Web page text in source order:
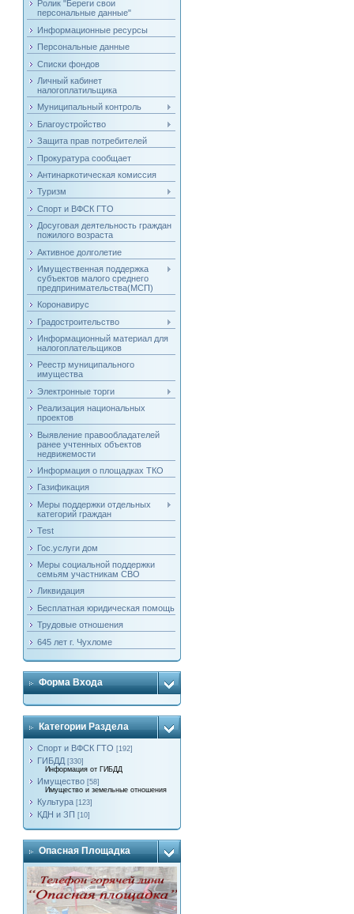
Ролик "Береги свои
персональные данные"
Информационные ресурсы
Персональные данные
Списки фондов
Личный кабинет
налогоплатильщика
Муниципальный контроль
Благоустройство
Защита прав потребителей
Прокуратура сообщает
Антинаркотическая комиссия
Туризм
Спорт и ВФСК ГТО
Досуговая деятельность граждан
пожилого возраста
Активное долголетие
Имущественная поддержка
субъектов малого среднего
предпринимательства(МСП)
Коронавирус
Градостроительство
Информационный материал для
налогоплательщиков
Реестр муниципального
имущества
Электронные торги
Реализация национальных
проектов
Выявление правообладателей
ранее учтенных объектов
недвижемости
Информация о площадках ТКО
Газификация
Меры поддержки отдельных
категорий граждан
Test
Гос.услуги дом
Меры социальной поддержки
семьям участникам СВО
Ликвидация
Бесплатная юридическая помощь
Трудовые отношения
645 лет г. Чухломе
Форма Входа
Категории Раздела
Спорт и ВФСК ГТО [192]
ГИБДД [330]
Информация от ГИБДД
Имущество [58]
Имущество и земельные отношения
Культура [123]
КДН и ЗП [10]
Опасная Площадка